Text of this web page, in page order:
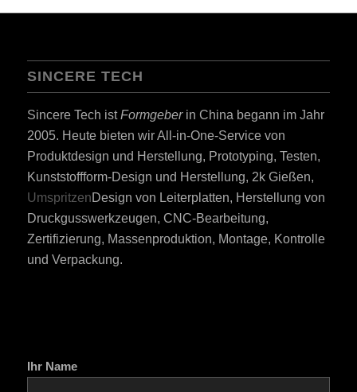
SINCERE TECH
Sincere Tech istFormgeberin China begann im Jahr
2005. Heute bieten wir All-in-One-Service von
Produktdesign und Herstellung, Prototyping, Testen,
Kunststoffform-Design und Herstellung, 2k Gießen,
UmspritzenDesign von Leiterplatten, Herstellung von
Druckgusswerkzeugen, CNC-Bearbeitung,
Zertifizierung, Massenproduktion, Montage, Kontrolle
und Verpackung.
Ihr Name